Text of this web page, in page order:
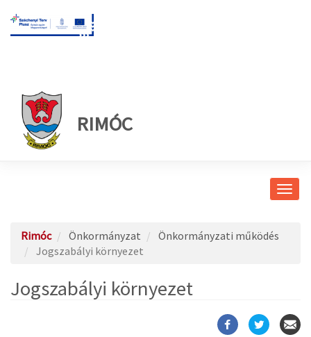
RIMÓC
Rimóc Önkormányzat
Önkormányzati működés
Jogszabályi környezet
Jogszabályi környezet